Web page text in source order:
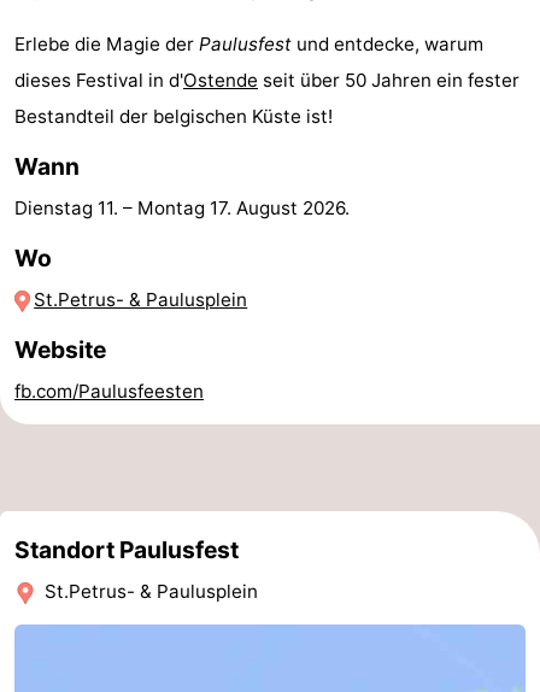
Forum
Küstetram
Medizin
Adressen
Region
Westflandern
Brügge
-
Ypern
Die
Erlebe die Magie der Paulusfest und entdecke, warum
dieses Festival in d'Ostende seit über 50 Jahren ein fester
Bestandteil der belgischen Küste ist!
Wann
Dienstag 11. – Montag 17. August 2026.
Wo
St.Petrus- & Paulusplein
Website
fb.com/Paulusfeesten
Standort Paulusfest
St.Petrus- & Paulusplein